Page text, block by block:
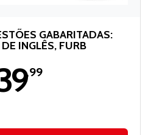
GABARITADAS:
INGLÊS, FURB
,99